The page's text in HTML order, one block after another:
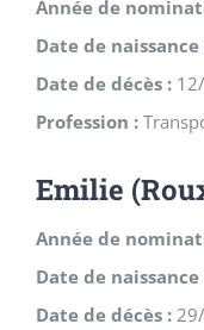
Année de
Date de naissance
Date de décès :
Profession :
Emilie
Année de
Date de naissance
Date de décès :